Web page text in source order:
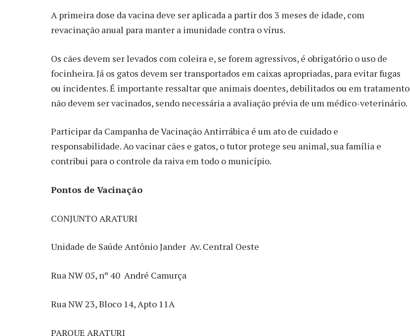
A primeira dose da vacina deve ser aplicada a partir dos 3 meses de idade, com
revacinação anual para manter a imunidade contra o vírus.
Os cães devem ser levados com coleira e, se forem agressivos, é obrigatório o uso de
focinheira. Já os gatos devem ser transportados em caixas apropriadas, para evitar fugas
ou incidentes. É importante ressaltar que animais doentes, debilitados ou em tratamento
não devem ser vacinados, sendo necessária a avaliação prévia de um médico-veterinário.
Participar da Campanha de Vacinação Antirrábica é um ato de cuidado e
responsabilidade. Ao vacinar cães e gatos, o tutor protege seu animal, sua família e
contribui para o controle da raiva em todo o município.
Pontos de Vacinação
CONJUNTO ARATURI
Unidade de Saúde Antônio Jander  Av. Central Oeste
Rua NW 05, nº 40  André Camurça
Rua NW 23, Bloco 14, Apto 11A
PARQUE ARATURI